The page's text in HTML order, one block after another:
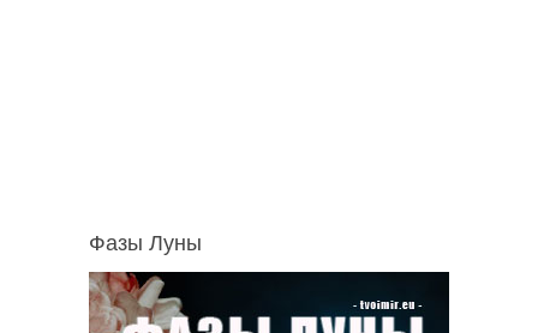
Фазы Луны